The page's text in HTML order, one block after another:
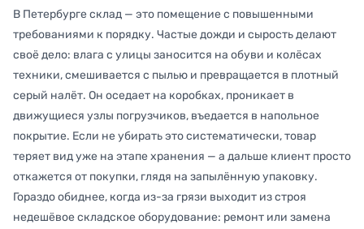
В Петербурге склад — это помещение с повышенными
требованиями к порядку. Частые дожди и сырость делают
своё дело: влага с улицы заносится на обуви и колёсах
техники, смешивается с пылью и превращается в плотный
серый налёт. Он оседает на коробках, проникает в
движущиеся узлы погрузчиков, въедается в напольное
покрытие. Если не убирать это систематически, товар
теряет вид уже на этапе хранения — а дальше клиент просто
откажется от покупки, глядя на запылённую упаковку.
Гораздо обиднее, когда из-за грязи выходит из строя
недешёвое складское оборудование: ремонт или замена